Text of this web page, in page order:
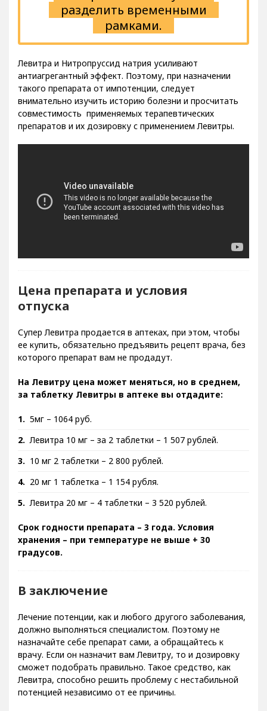
разделить временными
рамками.
Левитра и Нитропруссид натрия усиливают
антиагрегантный эффект. Поэтому, при назначении
такого препарата от импотенции, следует
внимательно изучить историю болезни и просчитать
совместимость применяемых терапевтических
препаратов и их дозировку с применением Левитры.
Цена препарата и условия
отпуска
Супер Левитра продается в аптеках, при этом, чтобы
ее купить, обязательно предъявить рецепт врача, без
которого препарат вам не продадут.
На Левитру цена может меняться, но в среднем,
за таблетку Левитры в аптеке вы отдадите:
5мг – 1064 руб.
Левитра 10 мг – за 2 таблетки – 1 507 рублей.
10 мг 2 таблетки – 2 800 рублей.
20 мг 1 таблетка – 1 154 рубля.
Левитра 20 мг – 4 таблетки – 3 520 рублей.
Срок годности препарата – 3 года. Условия
хранения – при температуре не выше + 30
градусов.
В заключение
Лечение потенции, как и любого другого заболевания,
должно выполняться специалистом. Поэтому не
назначайте себе препарат сами, а обращайтесь к
врачу. Если он назначит вам Левитру, то и дозировку
сможет подобрать правильно. Такое средство, как
Левитра, способно решить проблему с нестабильной
потенцией независимо от ее причины.